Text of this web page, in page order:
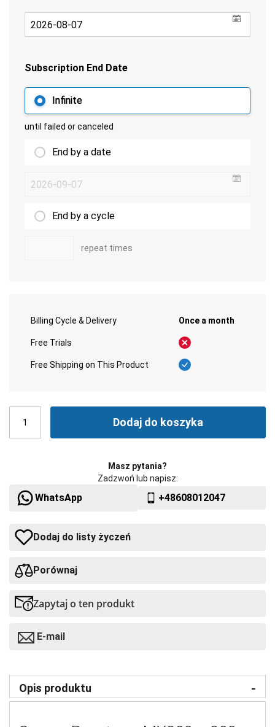
Subscription End Date
Infinite
until failed or canceled
End by a date
End by a cycle
repeat times
Billing Cycle & Delivery Once a month
Free Trials
Free Shipping on This Product
Dodaj do koszyka
Masz pytania?
Zadzwoń lub napisz:
WhatsApp +48608012047
Dodaj do listy życzeń
Porównaj
Zapytaj o ten produkt
E-mail
Opis produktu